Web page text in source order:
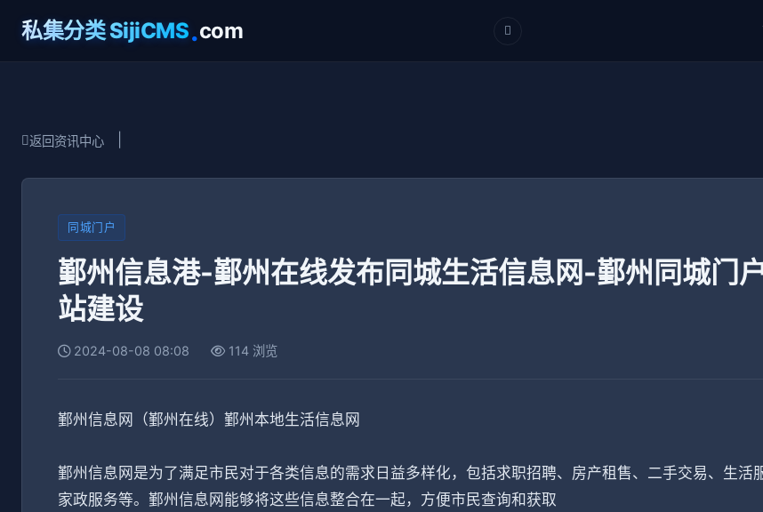
私集分类 SijiCMS.com
返回资讯中心
同城门户
鄞州信息港-鄞州在线发布同城生活信息网-鄞州同城门
站建设
2024-08-08 08:08 114 浏览
鄞州信息网（鄞州在线）鄞州本地生活信息网
鄞州信息网是为了满足市民对于各类信息的需求日益多样化，包括求职招聘、房产租售、二手交易、生活
家政服务等。鄞州信息网能够将这些信息整合在一起，方便市民查询和获取